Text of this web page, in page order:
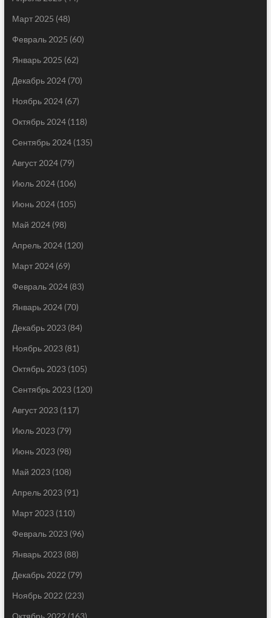
Март 2025 (48)
Февраль 2025 (60)
Январь 2025 (62)
Декабрь 2024(70)
Ноябрь 2024(67)
Октябрь 2024(118)
Сентябрь 2024(135)
Август 2024(79)
Июль 2024(106)
Июнь 2024(105)
Май 2024(98)
Апрель 2024(120)
Март 2024(69)
Февраль 2024(83)
Январь 2024(70)
Декабрь 2023(84)
Ноябрь 2023(81)
Октябрь 2023(105)
Сентябрь 2023(120)
Август 2023(117)
Июль 2023(79)
Июнь 2023(98)
Май 2023(108)
Апрель 2023(91)
Март 2023(110)
Февраль 2023(96)
Январь 2023(88)
Декабрь 2022 (79)
Ноябрь 2022 (223)
Октябрь 2022 (163)